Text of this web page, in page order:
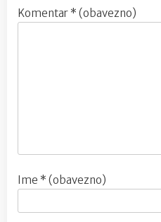
Komentar * (obavezno)
Ime * (obavezno)